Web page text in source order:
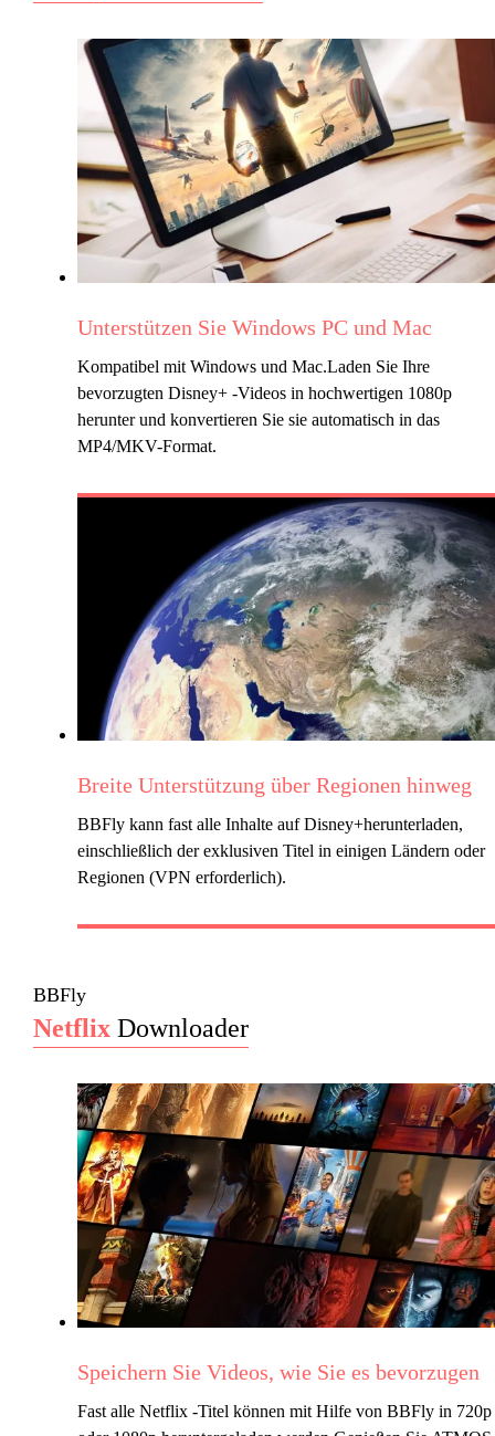
Unterstützen Sie Windows PC und Mac
Kompatibel mit Windows und Mac.Laden Sie Ihre
bevorzugten Disney+ -Videos in hochwertigen 1080p
herunter und konvertieren Sie sie automatisch in das
MP4/MKV-Format.
Breite Unterstützung über Regionen hinweg
BBFly kann fast alle Inhalte auf Disney+herunterladen,
einschließlich der exklusiven Titel in einigen Ländern oder
Regionen (VPN erforderlich).
BBFly
NetflixDownloader
Speichern Sie Videos, wie Sie es bevorzugen
Fast alle Netflix -Titel können mit Hilfe von BBFly in 720p